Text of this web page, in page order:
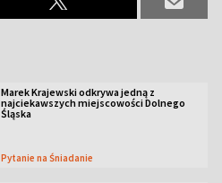
Marek Krajewski odkrywa jedną z
najciekawszych miejscowości Dolnego
Śląska
Pytanie na Śniadanie